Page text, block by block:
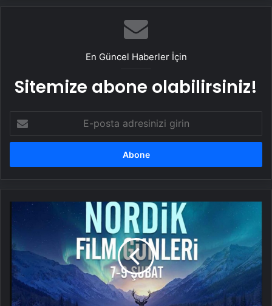
En Güncel Haberler İçin
Sitemize abone olabilirsiniz!
posta
adresinizi
Nordik
Film
İstanbul'da